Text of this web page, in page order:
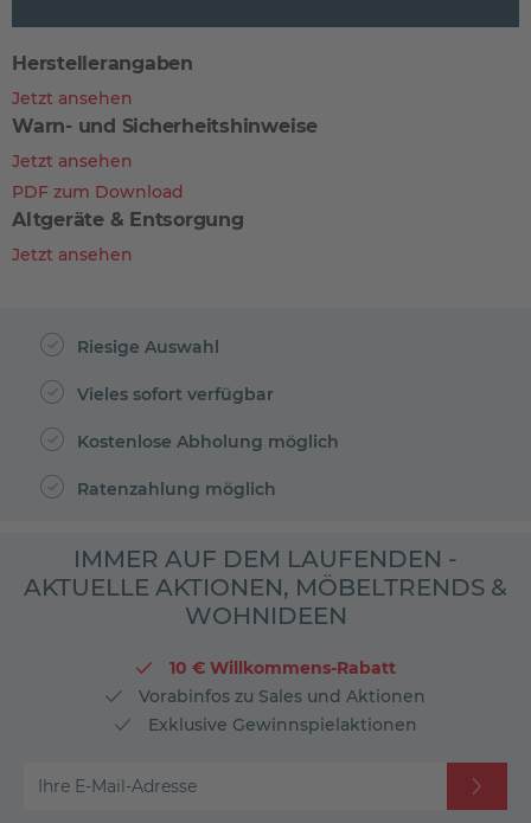
Herstellerangaben
Jetzt ansehen
Warn- und Sicherheitshinweise
Jetzt ansehen
PDF zum Download
Altgeräte & Entsorgung
Jetzt ansehen
Riesige Auswahl
Vieles sofort verfügbar
Kostenlose Abholung möglich
Ratenzahlung möglich
IMMER AUF DEM LAUFENDEN -
AKTUELLE AKTIONEN, MÖBELTRENDS &
WOHNIDEEN
10 € Willkommens-Rabatt
Vorabinfos zu Sales und Aktionen
Exklusive Gewinnspielaktionen
Ihre E-Mail-Adresse